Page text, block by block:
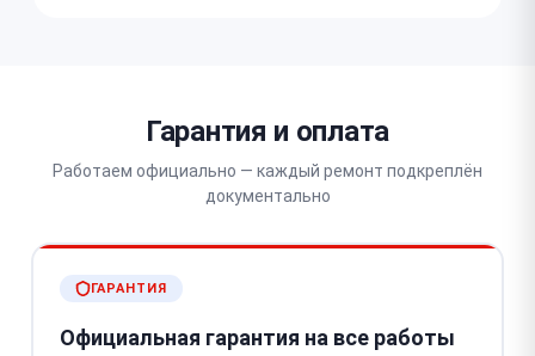
Гарантия и оплата
Работаем официально — каждый ремонт подкреплён
документально
ГАРАНТИЯ
Официальная гарантия на все работы